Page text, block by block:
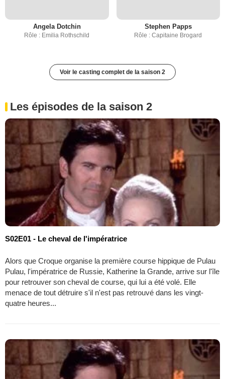
Angela Dotchin
Rôle : Emilia Rothschild
Stephen Papps
Rôle : Capitaine Brogard
Voir le casting complet de la saison 2
Les épisodes de la saison 2
S02E01 - Le cheval de l'impératrice
Alors que Croque organise la première course hippique de Pulau
Pulau, l'impératrice de Russie, Katherine la Grande, arrive sur l'île
pour retrouver son cheval de course, qui lui a été volé. Elle
menace de tout détruire s'il n'est pas retrouvé dans les vingt-
quatre heures...